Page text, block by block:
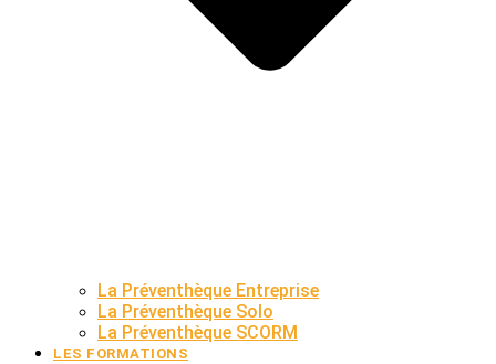
La Préventhèque Entreprise
La Préventhèque Solo
La Préventhèque SCORM
LES FORMATIONS